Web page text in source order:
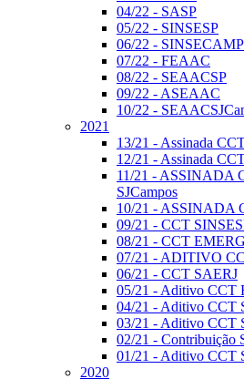
04/22 - SASP
05/22 - SINSESP
06/22 - SINSECAMP
07/22 - FEAAC
08/22 - SEAACSP
09/22 - ASEAAC
10/22 -
2021
13/21 - Assinada
12/21 - Assinada
11/21 - ASSINADA
SJCampos
10/21 - ASSINADA
09/21 - CCT
08/21 - CCT
07/21 - ADITIVO
06/21 - CCT SAERJ
05/21 - Aditivo CCT
04/21 - Aditivo CCT
03/21 - Aditivo CCT
02/21 - Contribuição
01/21 - Aditivo CCT
2020